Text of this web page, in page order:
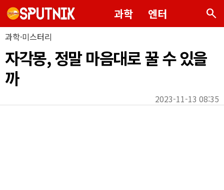
과학 엔터 search
과학·미스터리
자각몽, 정말 마음대로 꿀 수 있을
까
2023-11-13 08:35